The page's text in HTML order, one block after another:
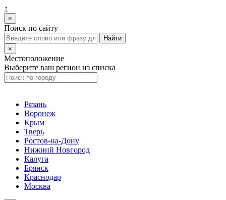
↑
×
Поиск по сайту
×
Местоположение
Выберите ваш регион из списка
Рязань
Воронеж
Крым
Тверь
Ростов-на-Дону
Нижний Новгород
Калуга
Брянск
Краснодар
Москва